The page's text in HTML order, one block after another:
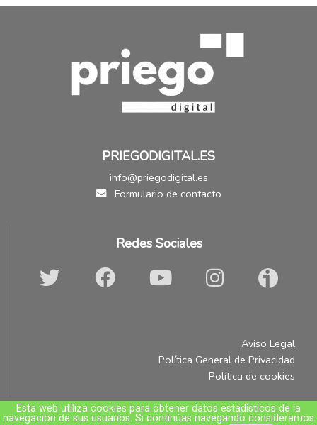
PRIEGODIGITAL.ES
info@priegodigital.es
Formulario de contacto
Redes Sociales
Aviso Legal
Política General de Privacidad
Política de cookies
Esta web utiliza cookies para obtener datos estadísticos de la
navegación de sus usuarios. Si continúas navegando consideramos